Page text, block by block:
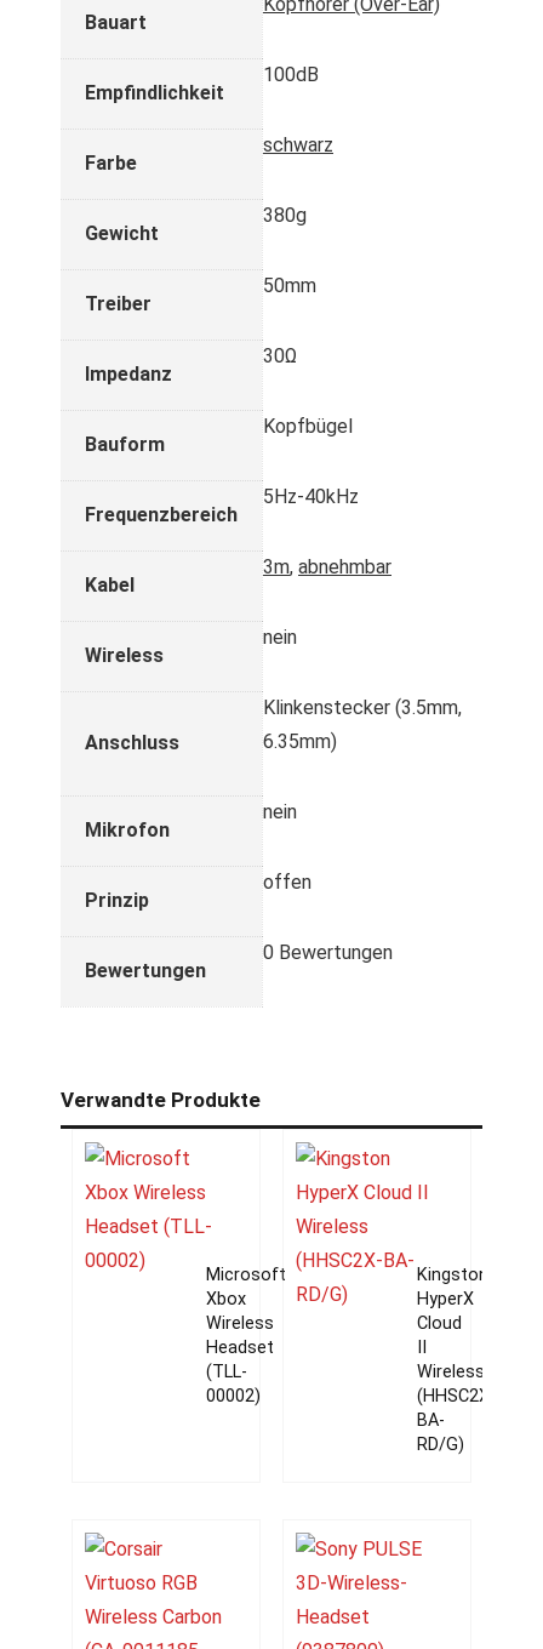
Bauart
Empfindlichkeit
100dB
Farbe
schwarz
Gewicht
380g
Treiber
50mm
Impedanz
30Ω
Bauform
Kopfbügel
Frequenzbereich
5Hz-40kHz
Kabel
3m, abnehmbar
Wireless
nein
Anschluss
Klinkenstecker (3.5mm,
6.35mm)
Mikrofon
nein
Prinzip
offen
Bewertungen
0 Bewertungen
Verwandte Produkte
Microsoft
Xbox
Wireless
Headset
(TLL-
00002)
Kingston
HyperX
Cloud
Wireless
(HHSC2X-
BA-
RD/G)